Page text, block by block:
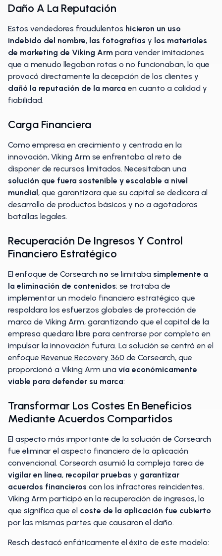
Daño A La Reputación
Estos vendedores fraudulentos hicieron un uso
indebido del nombre, las fotografías y los materiales
de marketing de Viking Arm para vender imitaciones
que a menudo llegaban rotas o no funcionaban, lo que
provocó directamente la decepción de los clientes y
dañó la reputación de la marca en cuanto a calidad y
fiabilidad.
Carga Financiera
Como empresa en crecimiento y centrada en la
innovación, Viking Arm se enfrentaba al reto de
disponer de recursos limitados. Necesitaban una
solución que fuera sostenible y escalable a nivel
mundial, que garantizara que su capital se dedicara al
desarrollo de productos básicos y no a agotadoras
batallas legales.
Recuperación De Ingresos Y Control
Financiero Estratégico
El enfoque de Corsearch no se limitaba simplemente a
la eliminación de contenidos; se trataba de
implementar un modelo financiero estratégico que
respaldara los esfuerzos globales de protección de
marca de Viking Arm, garantizando que el capital de la
empresa quedara libre para centrarse por completo en
impulsar la innovación futura. La solución se centró en el
enfoque Revenue Recovery 360 de Corsearch, que
proporcionó a Viking Arm una vía económicamente
viable para defender su marca:
Transformar Los Costes En Beneficios
Mediante Acuerdos Compartidos
El aspecto más importante de la solución de Corsearch
fue eliminar el aspecto financiero de la aplicación
convencional. Corsearch asumió la compleja tarea de
vigilar en línea, recopilar pruebas y garantizar
acuerdos financieros con los infractores reincidentes.
Viking Arm participó en la recuperación de ingresos, lo
que significa que el coste de la aplicación fue cubierto
por las mismas partes que causaron el daño.
Resch destacó enfáticamente el éxito de este modelo: